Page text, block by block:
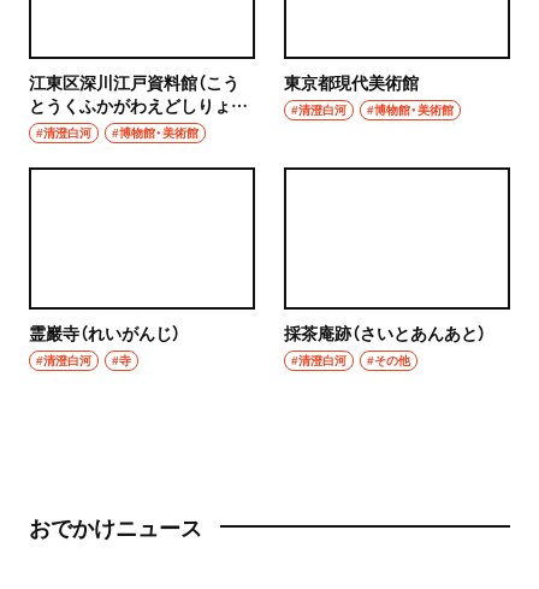
江東区深川江戸資料館（こう
とうくふかがわえどしりょう
かん）
#清澄白河 #博物館・美術館
東京都現代美術館
#清澄白河 #博物館・美術館
霊巖寺（れいがんじ）
#清澄白河 #寺
採茶庵跡（さいとあんあと）
#清澄白河 #その他
おでかけニュース